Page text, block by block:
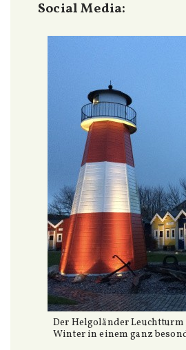
Social Media:
Der Helgoländer
Winter in einem ganz